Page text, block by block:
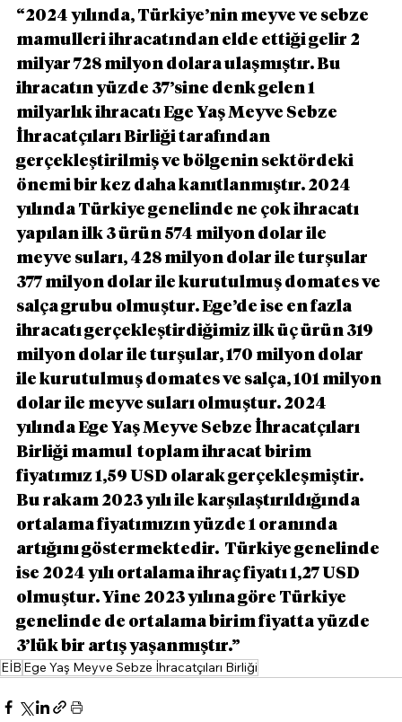
“2024 yılında, Türkiye’nin meyve ve sebze
mamulleri ihracatından elde ettiği gelir 2
milyar 728 milyon dolara ulaşmıştır. Bu
ihracatın yüzde 37’sine denk gelen 1
milyarlık ihracatı Ege Yaş Meyve Sebze
İhracatçıları Birliği tarafından
gerçekleştirilmiş ve bölgenin sektördeki
önemi bir kez daha kanıtlanmıştır. 2024
yılında Türkiye genelinde ne çok ihracatı
yapılan ilk 3 ürün 574 milyon dolar ile
meyve suları, 428 milyon dolar ile turşular
377 milyon dolar ile kurutulmuş domates ve
salça grubu olmuştur. Ege’de ise en fazla
ihracatı gerçekleştirdiğimiz ilk üç ürün 319
milyon dolar ile turşular, 170 milyon dolar
ile kurutulmuş domates ve salça, 101 milyon
dolar ile meyve suları olmuştur. 2024
yılında Ege Yaş Meyve Sebze İhracatçıları
Birliği mamul  toplam ihracat birim
fiyatımız 1,59 USD olarak gerçekleşmiştir.
Bu rakam 2023 yılı ile karşılaştırıldığında
ortalama fiyatımızın yüzde 1 oranında
artığını göstermektedir.  Türkiye genelinde
ise 2024 yılı ortalama ihraç fiyatı 1,27 USD
olmuştur. Yine 2023 yılına göre Türkiye
genelinde de ortalama birim fiyatta yüzde
3’lük bir artış yaşanmıştır.”
EİB Ege Yaş Meyve Sebze İhracatçıları Birliği